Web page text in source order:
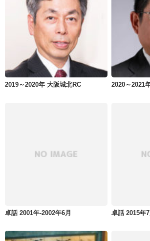
2019～2020年 大阪城北RC 2020～2021
卓話 2001年-2002年6月 卓話 2015年